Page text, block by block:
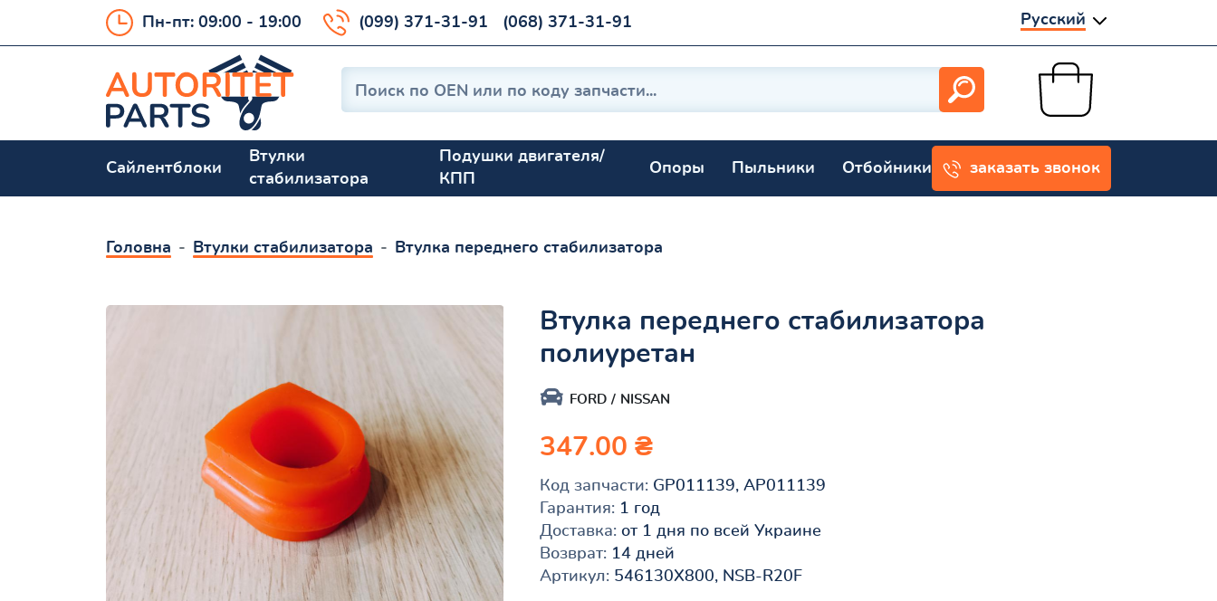
Пн-пт: 09:00 - 19:00 (099) 371-31-91 (068) 371-31-91 Русский
Сайлентблоки
Втулки
стабилизатора
Подушки двигателя/
КПП
Опоры Пыльники Отбойники заказать звонок
Головна Втулки стабилизатора Втулка переднего стабилизатора
Втулка переднего стабилизатора
полиуретан
FORD NISSAN
347.00 ₴
Код запчасти: GP011139, AP011139
Гарантия: 1 год
Доставка: от 1 дня по всей Украине
Возврат: 14 дней
Артикул: 546130X800, NSB-R20F